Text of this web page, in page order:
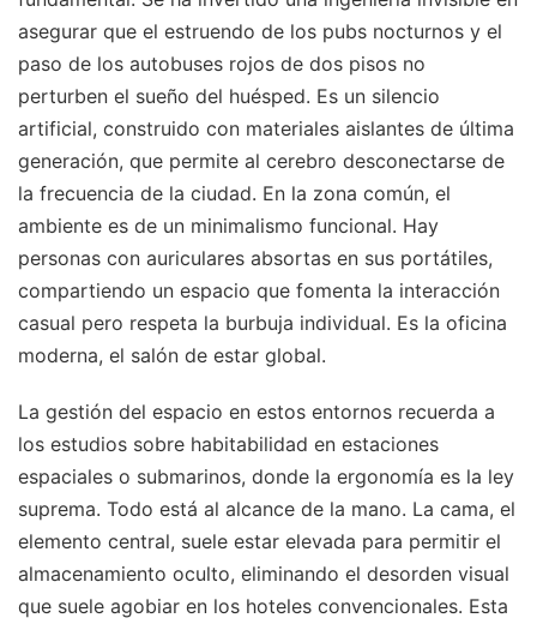
asegurar que el estruendo de los pubs nocturnos y el
paso de los autobuses rojos de dos pisos no
perturben el sueño del huésped. Es un silencio
artificial, construido con materiales aislantes de última
generación, que permite al cerebro desconectarse de
la frecuencia de la ciudad. En la zona común, el
ambiente es de un minimalismo funcional. Hay
personas con auriculares absortas en sus portátiles,
compartiendo un espacio que fomenta la interacción
casual pero respeta la burbuja individual. Es la oficina
moderna, el salón de estar global.
La gestión del espacio en estos entornos recuerda a
los estudios sobre habitabilidad en estaciones
espaciales o submarinos, donde la ergonomía es la ley
suprema. Todo está al alcance de la mano. La cama, el
elemento central, suele estar elevada para permitir el
almacenamiento oculto, eliminando el desorden visual
que suele agobiar en los hoteles convencionales. Esta